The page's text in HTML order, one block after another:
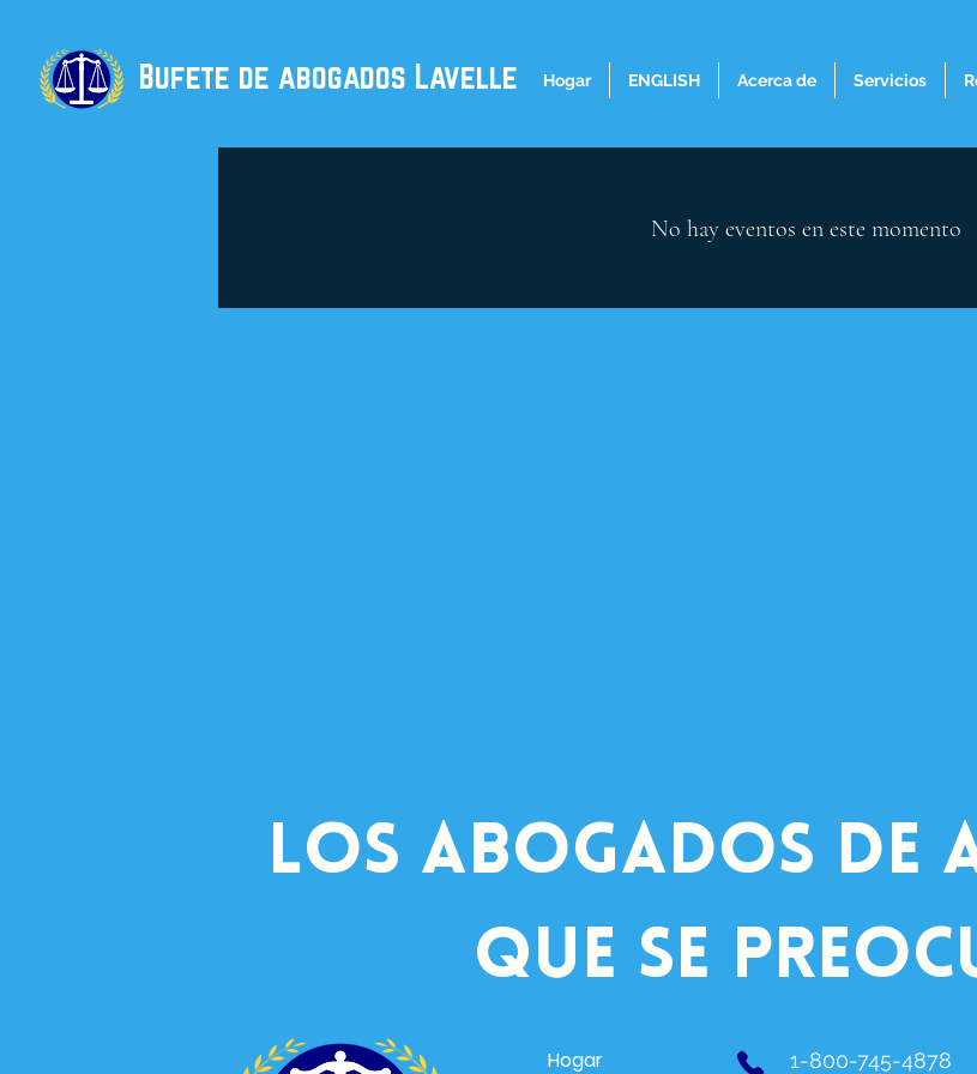
Hogar ENGLISH Acerca de Servicios
Bufete de abogados Lavelle
No hay eventos en este momento
los abogados de
que se
Hogar 1-800-745-4878